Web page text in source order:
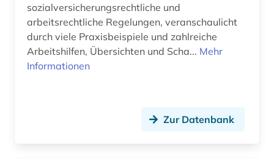
ausländer (1)
ausländerrecht (6)
ausländisches recht (3)
Tuerkei (2)
USA (27)
Vatikanstadt (1)
sozialversicherungsrechtliche und
arbeitsrechtliche Regelungen, veranschaulicht
durch viele Praxisbeispiele und zahlreiche
Arbeitshilfen, Übersichten und Scha... Mehr
Informationen
Zur Datenbank